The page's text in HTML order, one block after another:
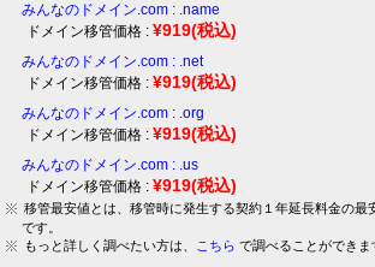
みんなのドメイン.com : .name
ドメイン移管価格 : ¥919(税込)
みんなのドメイン.com : .net
ドメイン移管価格 : ¥919(税込)
みんなのドメイン.com : .org
ドメイン移管価格 : ¥919(税込)
みんなのドメイン.com : .us
ドメイン移管価格 : ¥919(税込)
移管最安値とは、移管時に発生する契約１年延長料金の最
です。
もっと詳しく調べたい方は、
こちら で調べることができま